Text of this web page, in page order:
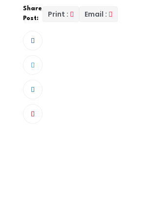
Share
Post:
Print : Email :